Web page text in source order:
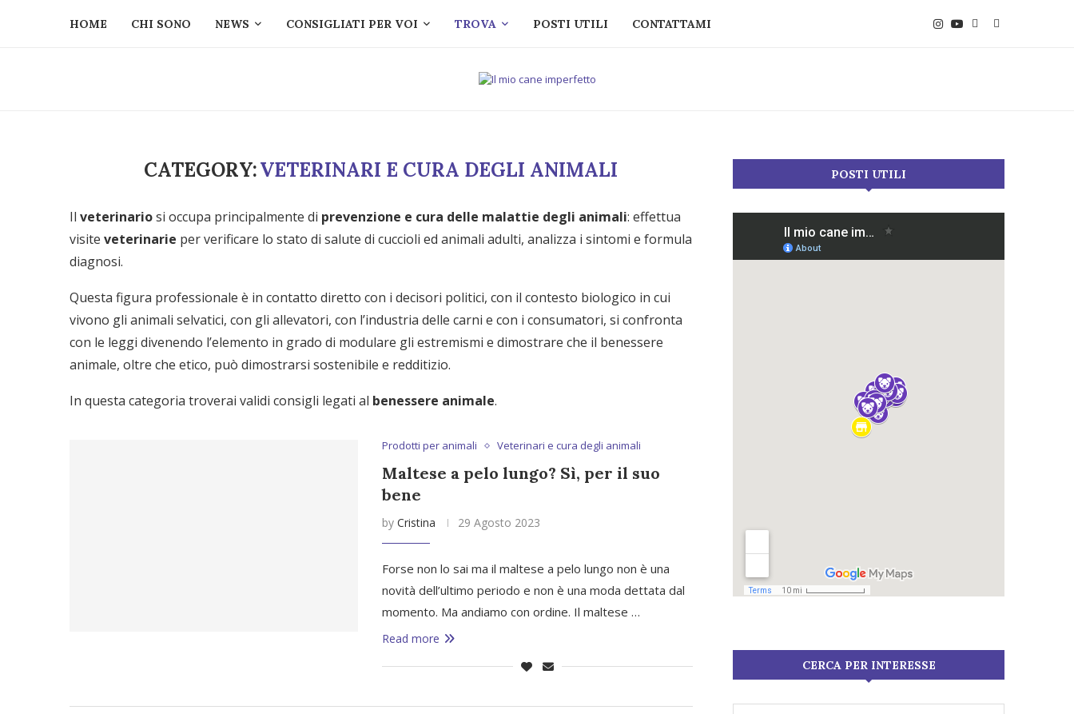
HOME CHI SONO NEWS CONSIGLIATI PER VOI TROVA POSTI UTILI CONTATTAMI
CATEGORY:VETERINARI E CURA DEGLI ANIMALI
Il veterinariosi occupa principalmente di prevenzione e cura delle malattie degli animali: effettua
visite veterinarie per verificare lo stato di salute di cuccioli ed animali adulti, analizza i sintomi e formula
diagnosi.
Questa figura professionale è in contatto diretto con i decisori politici, con il contesto biologico in cui
vivono gli animali selvatici, con gli allevatori, con l’industria delle carni e con i consumatori, si confronta
con le leggi divenendo l’elemento in grado di modulare gli estremismi e dimostrare che il benessere
animale, oltre che etico, può dimostrarsi sostenibile e redditizio.
In questa categoria troverai validi consigli legati al benessere animale.
Prodotti per animali Veterinari e cura degli animali
Maltese a pelo lungo? Sì, per il suo
bene
by Cristina 29 Agosto 2023
Forse non lo sai ma il maltese a pelo lungo non è una
novità dell’ultimo periodo e non è una moda dettata dal
momento. Ma andiamo con ordine. Il maltese …
Read more
POSTI UTILI
CERCA PER INTERESSE